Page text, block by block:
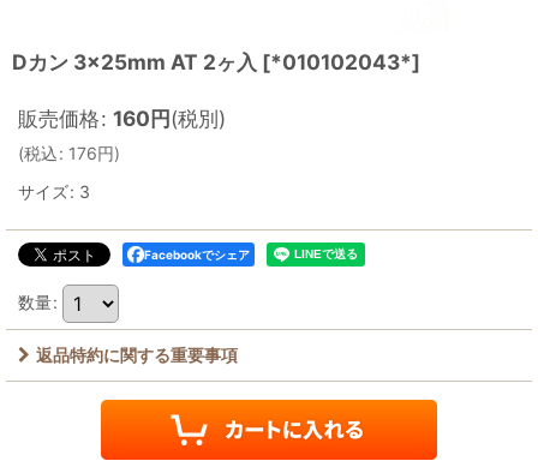
Dカン 3×25mm AT 2ヶ入 [*010102043*]
販売価格: 160円(税別)
(税込: 176円)
サイズ: 3
Facebookでシェア
数量:
返品特約に関する重要事項